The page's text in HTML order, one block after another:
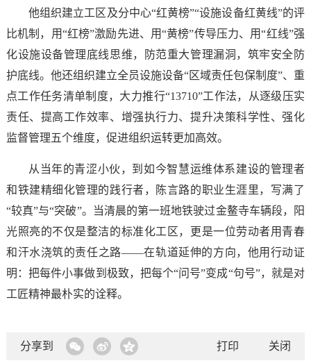
他组织建立工区及分中心“红黄榜”“设施设备红黄线”的评
比机制，用“红榜”激励先进、用“黄榜”传导压力、用“红线”强
化设施设备管理底线思维，防范重大管理漏洞，筑牢安全防
护底线。他还组织建立全员设施设备“区域责任包保制度”、重
点工作任务清单制度，大力推行“13710”工作法，从逐级压实
责任、提高工作效率、增强执行力、提升决策科学性、强化
监督管理五个维度，促进组织运转更加高效。
从当年的青涩小伙，到如今智慧运维体系建设的管理者
和铁建精细化管理的践行者，陈言路的职业生涯里，写满了
“较真”与“突破”。当清晨的第一班地铁驶过金鳌寺车辆段，阳
光照亮的不仅是整洁的标准化工区，更是一位劳动者用青春
和汗水浇筑的责任之路——在轨道延伸的方向，他用行动证
明：把每件小事做到极致，把每个“问号”变成“句号”，就是对
工匠精神最朴实的诠释。
分享到 关闭
打印